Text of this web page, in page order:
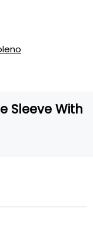
Sleeve With